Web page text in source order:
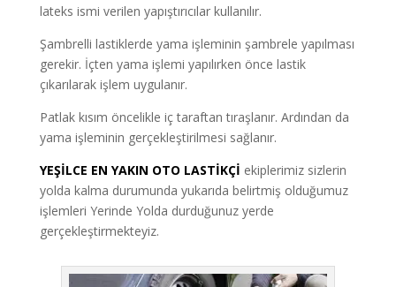
lateks ismi verilen yapıştırıcılar kullanılır.
Şambrelli lastiklerde yama işleminin şambrele yapılması
gerekir. İçten yama işlemi yapılırken önce lastik
çıkarılarak işlem uygulanır.
Patlak kısım öncelikle iç taraftan tıraşlanır. Ardından da
yama işleminin gerçekleştirilmesi sağlanır.
YEŞİLCE EN YAKIN OTO LASTİKÇİ ekiplerimiz sizlerin
yolda kalma durumunda yukarıda belirtmiş olduğumuz
işlemleri Yerinde Yolda durduğunuz yerde
gerçekleştirmekteyiz.